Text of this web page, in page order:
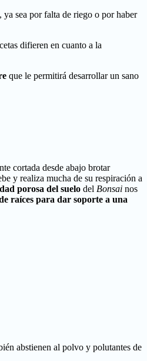
, ya sea por falta de riego o por haber
difieren en cuanto a la
que le permitirá desarrollar un sano
cortada desde abajo brotar
y realiza mucha de su respiración a
porosa del suelo del Bonsai nos
raíces para dar soporte a una
abstienen al polvo y polutantes de